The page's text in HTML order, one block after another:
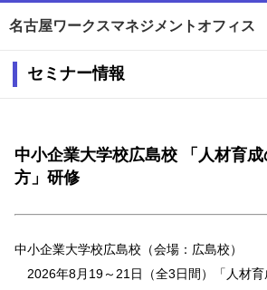
名古屋ワークスマネジメントオフィス
セミナー情報
中小企業大学校広島校 「人材育
方」研修
中小企業大学校広島校（会場：広島校）
2026年8月 19～21日（全3日間）「人材育